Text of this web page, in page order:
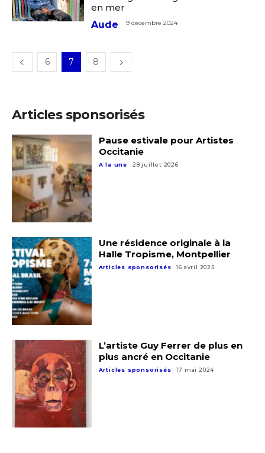
* Champ obligatoireen mer
Aude
9 décembre 2024
6 7 8
Articles sponsorisés
Pause estivale pour Artistes
Occitanie
A la une 28 juillet 2026
Une résidence originale à la
Halle Tropisme, Montpellier
Articles sponsorisés 16 avril 2025
L’artiste Guy Ferrer de plus en
plus ancré en Occitanie
Articles sponsorisés 17 mai 2024